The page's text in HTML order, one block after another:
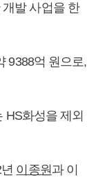
발 사업을 한
9388억 원으로,
HS화성을 제외
이종원과 이